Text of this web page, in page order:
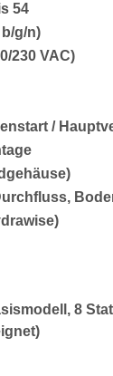
54
b/g/n)
230 VAC)
/
8